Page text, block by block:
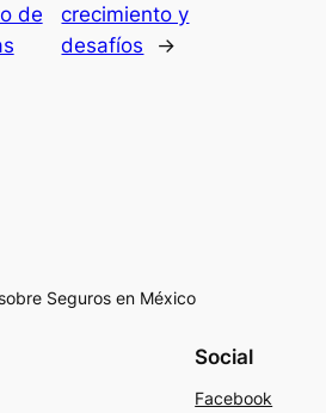
de
crecimiento y
desafíos
→
Seguros en México
Social
Facebook